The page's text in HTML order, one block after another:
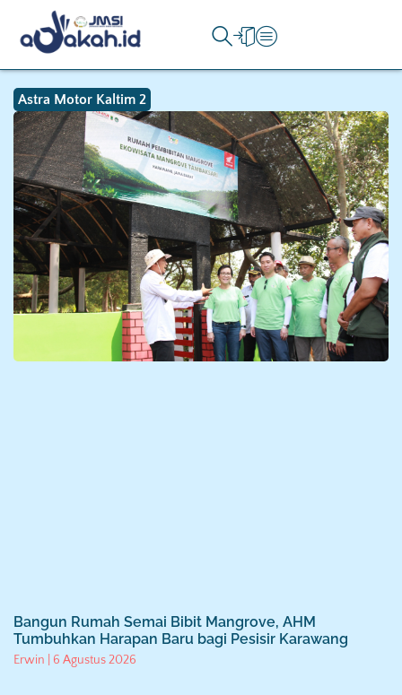
Astra Motor Kaltim 2
Bangun Rumah Semai Bibit Mangrove, AHM
Tumbuhkan Harapan Baru bagi Pesisir Karawang
Erwin 6 Agustus 2026